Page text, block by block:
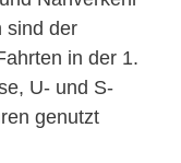
sind der
in der 1.
U- und S-
genutzt